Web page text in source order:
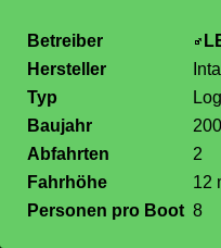
Betreiber
Hersteller
Typ
Baujahr
Abfahrten
2
Fahrhöhe
12
Personen pro Boot 8